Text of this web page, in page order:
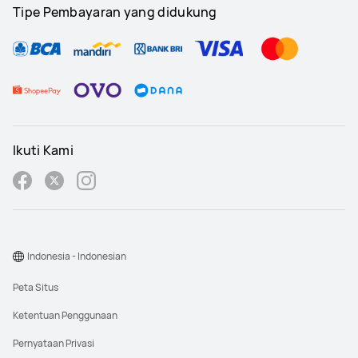
Tipe Pembayaran yang didukung
Ikuti Kami
Peta Situs
Ketentuan Penggunaan
Pernyataan Privasi
Indonesia - Indonesian